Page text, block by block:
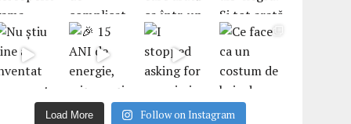
Load More Follow on Instagram